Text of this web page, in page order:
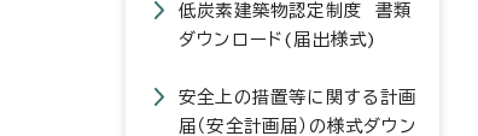
低炭素建築物認定制度 書類
ダウンロード(届出様式)
安全上の措置等に関する計画
届（安全計画届）の様式ダウン